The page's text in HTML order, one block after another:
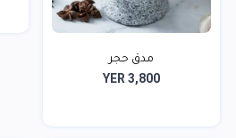
مدق حجر
YER 3,800